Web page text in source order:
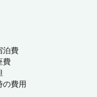
泊費
費
の費用